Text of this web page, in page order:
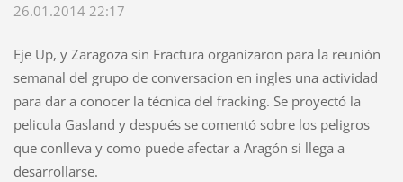
26.01.2014 22:17
Eje Up, y Zaragoza sin Fractura organizaron para la reunión
semanal del grupo de conversacion en ingles una actividad
para dar a conocer la técnica del fracking. Se proyectó la
pelicula Gasland y después se comentó sobre los peligros
que conlleva y como puede afectar a Aragón si llega a
desarrollarse.